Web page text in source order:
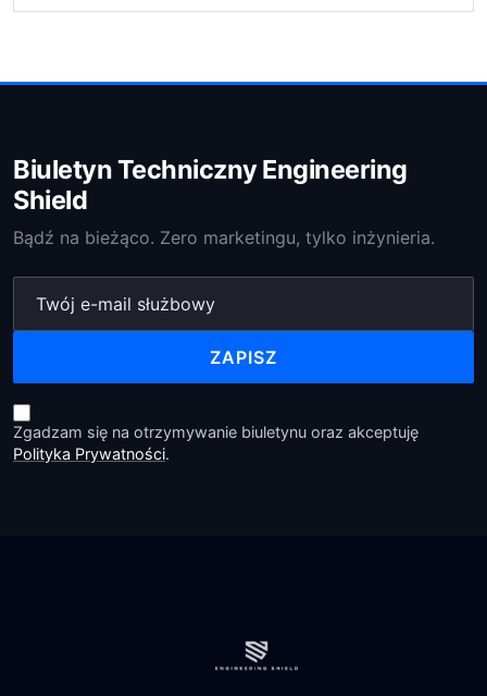
Biuletyn Techniczny Engineering
Shield
Bądź na bieżąco. Zero marketingu, tylko inżynieria.
ZAPISZ
Zgadzam się na otrzymywanie biuletynu oraz akceptuję
Polityka Prywatności.